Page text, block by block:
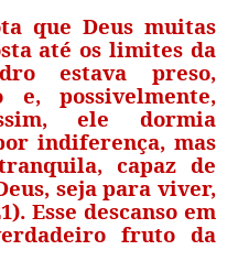
que Deus muitas
até os limites da
estava preso,
e, possivelmente,
ele dormia
indiferença, mas
capaz de
seja para viver,
Esse descanso em
fruto da